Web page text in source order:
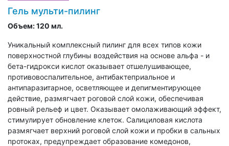
Гель мульти-пилинг
Объем: 120 мл.
Уникальный комплексный пилинг для всех типов кожи
поверхностной глубины воздействия на основе альфа - и
бета-гидрокси кислот оказывает отшелушивающее,
противовоспалительное, антибактеприальное и
антипаразитарное, осветляющее и депигментирующее
действие, размягчает роговой слой кожи, обеспечивая
ровный рельеф и цвет. Оказывает омолаживающий эффект,
стимулирует обновление клеток. Салициловая кислота
размягчает верхний роговой слой кожи и пробки в сальных
протоках, предупреждает образование комедонов,